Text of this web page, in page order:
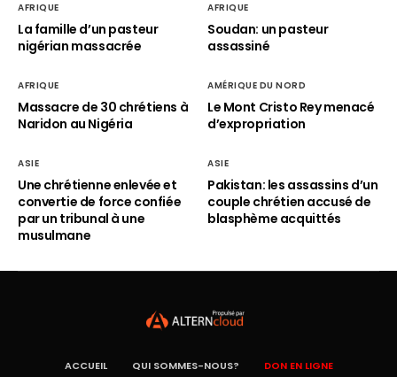
AFRIQUE
La famille d’un pasteur
nigérian massacrée
AFRIQUE
Soudan: un pasteur
assassiné
AFRIQUE
Massacre de 30 chrétiens à
Naridon au Nigéria
AMÉRIQUE DU NORD
Le Mont Cristo Rey menacé
d’expropriation
ASIE
Une chrétienne enlevée et
convertie de force confiée
par un tribunal à une
musulmane
ASIE
Pakistan: les assassins d’un
couple chrétien accusé de
blasphème acquittés
ACCUEIL QUI SOMMES-NOUS? DON EN LIGNE